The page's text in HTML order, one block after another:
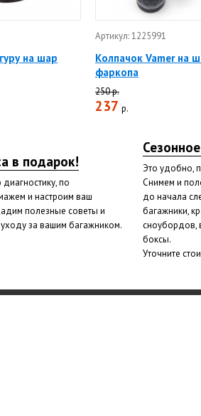
на шар
Артикул: 1225991
Колпачок Vamer на
фаркопа
250 р.
237 р.
в подарок!
по
и настроим ваш
полезные советы и
за вашим багажником.
Это удобно,
Снимем и
до начала
багажники,
сноубордов,
боксы.
Уточните